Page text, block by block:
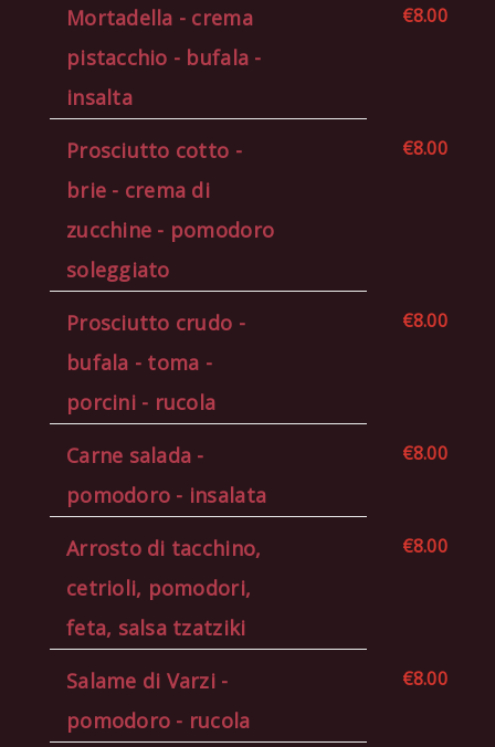
Mortadella - crema
pistacchio - bufala -
insalta
€8.00
Prosciutto cotto -
brie - crema di
zucchine - pomodoro
soleggiato
€8.00
Prosciutto crudo -
bufala - toma -
porcini - rucola
€8.00
Carne salada -
pomodoro - insalata
€8.00
Arrosto di tacchino,
cetrioli, pomodori,
feta, salsa tzatziki
€8.00
Salame di Varzi -
pomodoro - rucola
€8.00